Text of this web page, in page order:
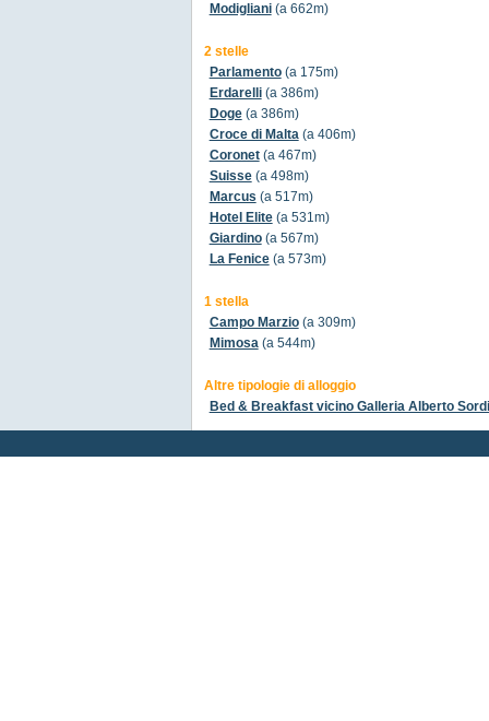
Modigliani(a 662m)
2 stelle
Parlamento(a 175m)
Erdarelli(a 386m)
Doge(a 386m)
Croce di Malta(a 406m)
Coronet(a 467m)
Suisse(a 498m)
Marcus (a 517m)
Hotel Elite(a 531m)
Giardino(a 567m)
La Fenice(a 573m)
1 stella
Campo Marzio(a 309m)
Mimosa(a 544m)
Altre tipologie di alloggio
Bed & Breakfast vicino Galleria Alberto Sordi